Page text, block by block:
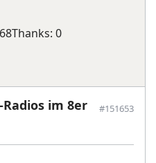
Thanks: 0
im 8er #151653